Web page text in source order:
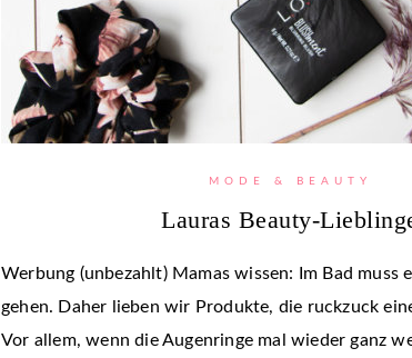
MODE & BEAUTY
Lauras Beauty-
Werbung (unbezahlt) Mamas wissen: Im Bad muss
gehen. Daher lieben wir Produkte, die ruckzuck
Vor allem, wenn die Augenringe mal wieder ganz